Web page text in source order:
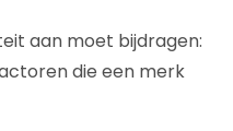
aan moet bijdragen:
die een merk